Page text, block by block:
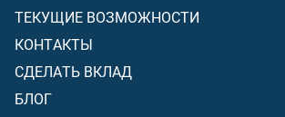
ТЕКУЩИЕ ВОЗМОЖНОСТИ
КОНТАКТЫ
СДЕЛАТЬ ВКЛАД
БЛОГ